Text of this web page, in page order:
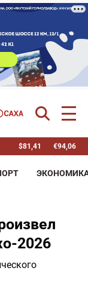
$81,41 €94,06
2026